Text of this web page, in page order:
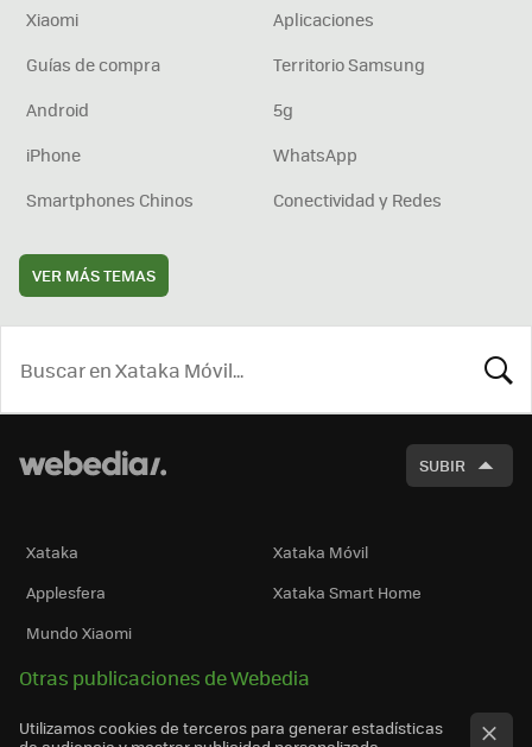
Xiaomi
Aplicaciones
Guías de compra
Territorio Samsung
Android
5g
iPhone
WhatsApp
Smartphones Chinos
Conectividad y Redes
VER MÁS TEMAS
SUBIR
Xataka
Xataka Móvil
Applesfera
Xataka Smart Home
Mundo Xiaomi
Otras publicaciones de Webedia
Utilizamos cookies de terceros para generar estadísticas